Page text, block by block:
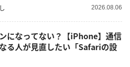
2026.08.06
になってない？【iPhone】通信
る人が見直したい「Safariの設